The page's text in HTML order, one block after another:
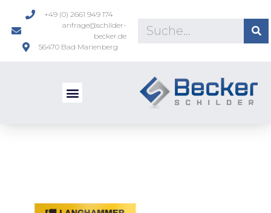
+49 (0) 2661 949 174
anfrage@schilder-
becker.de
56470 Bad Marienberg